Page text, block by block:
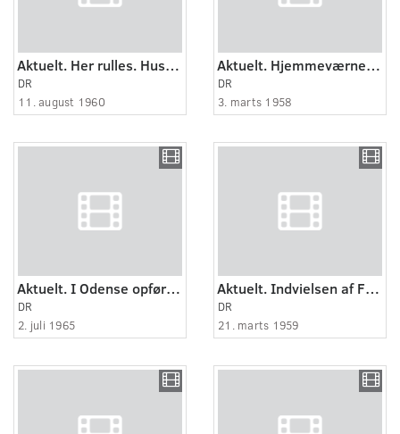
Aktuelt. Her rulles. Hus i Odense flyttes.
DR
11. august 1960
Aktuelt. Hjemmeværnet i Odense.
DR
3. marts 1958
Aktuelt. I Odense opføres som friluftspantomime "Svinedrengen".
DR
2. juli 1965
Aktuelt. Indvielsen af FDBs nye fælleslager i Odense.
DR
21. marts 1959